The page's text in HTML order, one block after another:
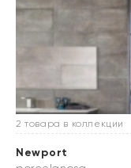
2 товара в коллекции
Newport